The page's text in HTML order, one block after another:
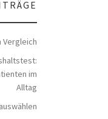
Vergleich
im
Alltag